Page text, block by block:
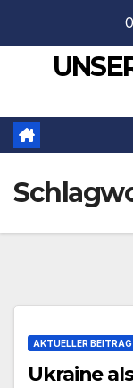
springen
AKTUELLER BEITRAG
Ukraine